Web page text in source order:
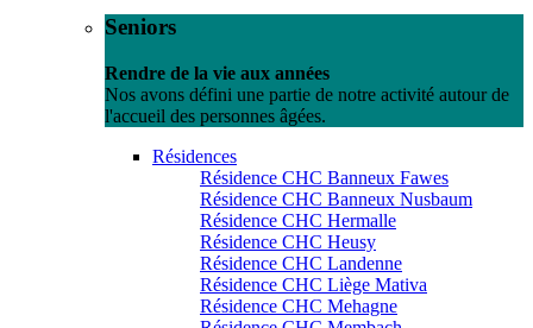
Seniors
Rendre de la vie aux années
Nos avons défini une partie de notre activité autour de
l'accueil des personnes âgées.
Résidences
Résidence CHC Banneux Fawes
Résidence CHC Banneux Nusbaum
Résidence CHC Hermalle
Résidence CHC Heusy
Résidence CHC Landenne
Résidence CHC Liège Mativa
Résidence CHC Mehagne